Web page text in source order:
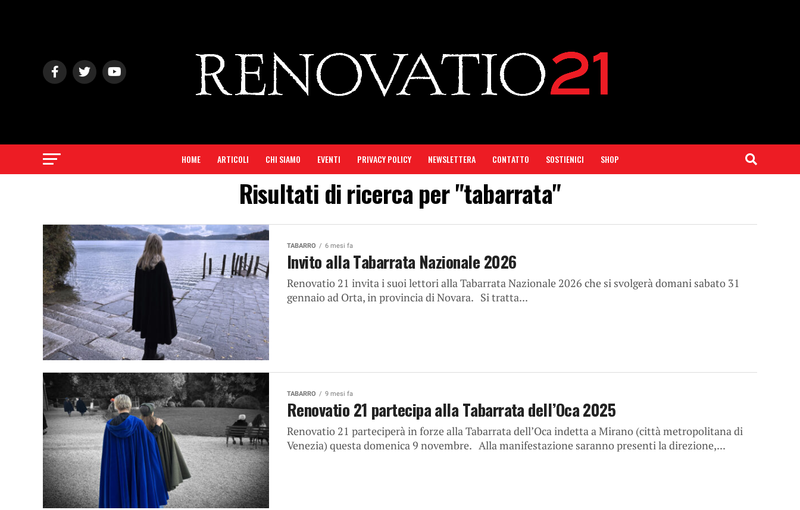
HOME ARTICOLI CHI SIAMO EVENTI PRIVACY POLICY NEWSLETTERA CONTATTO SOSTIENICI SHOP
Risultati di ricerca per "tabarrata"
TABARRO 6 mesi fa
Invito alla Tabarrata Nazionale 2026
Renovatio 21 invita i suoi lettori alla Tabarrata Nazionale 2026 che si svolgerà domani sabato 31
gennaio ad Orta, in provincia di Novara. Si tratta...
TABARRO 9 mesi fa
Renovatio 21 partecipa alla Tabarrata dell’Oca 2025
Renovatio 21 parteciperà in forze alla Tabarrata dell’Oca indetta a Mirano (città metropolitana di
Venezia) questa domenica 9 novembre. Alla manifestazione saranno presenti la direzione,...